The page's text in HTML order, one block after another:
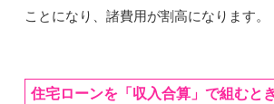
ことになり、諸費用が割高になります。
住宅ローンを「収入合算」で組むと